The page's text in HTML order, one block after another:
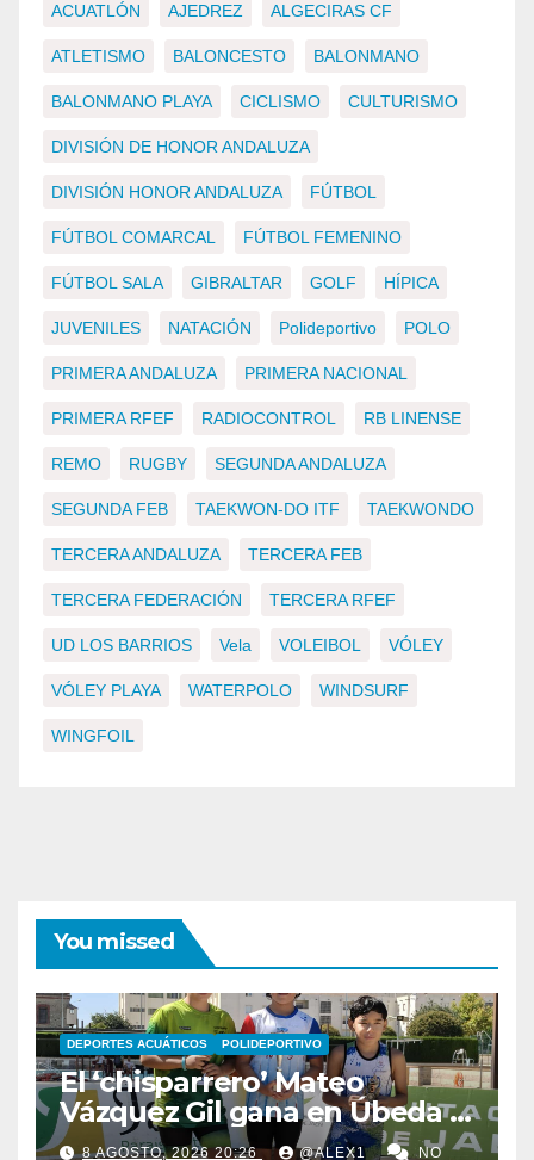
ACUATLÓN AJEDREZ ALGECIRAS CF
ATLETISMO BALONCESTO BALONMANO
BALONMANO PLAYA CICLISMO CULTURISMO
DIVISIÓN DE HONOR ANDALUZA
DIVISIÓN HONOR ANDALUZA FÚTBOL
FÚTBOL COMARCAL FÚTBOL FEMENINO
FÚTBOL SALA GIBRALTAR GOLF HÍPICA
JUVENILES NATACIÓN Polideportivo POLO
PRIMERA ANDALUZA PRIMERA NACIONAL
PRIMERA RFEF RADIOCONTROL RB LINENSE
REMO RUGBY SEGUNDA ANDALUZA
SEGUNDA FEB TAEKWON-DO ITF TAEKWONDO
TERCERA ANDALUZA TERCERA FEB
TERCERA FEDERACIÓN TERCERA RFEF
UD LOS BARRIOS Vela VOLEIBOL VÓLEY
VÓLEY PLAYA WATERPOLO WINDSURF
WINGFOIL
You missed
DEPORTES ACUÁTICOS POLIDEPORTIVO
El ‘chisparrero’ Mateo
Vázquez Gil gana en Úbeda y
se proclama subcampeón de
8 AGOSTO, 2026 20:26 @ALEX1 NO